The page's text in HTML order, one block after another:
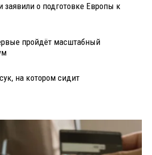
о подготовке Европы к
пройдёт масштабный
на котором сидит